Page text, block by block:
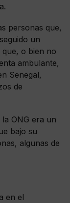
personas que,
un
o bien no
ambulante,
Senegal,
de
ONG era un
bajo su
algunas de
en el